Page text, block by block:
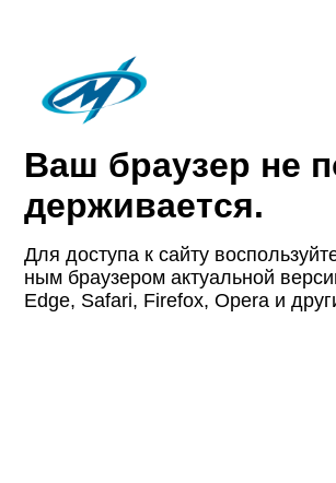
Ваш браузер не
держи­вается.
Для доступа к сайту
ным браузером актуаль­ной
Edge, Safari, Firefox, Opera и